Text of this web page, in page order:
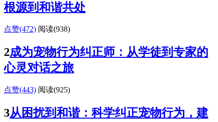
根源到和谐共处
点赞(472) 阅读(938)
2成为宠物行为纠正师：从学徒到专家的
心灵对话之旅
点赞(443) 阅读(925)
3从困扰到和谐：科学纠正宠物行为，建